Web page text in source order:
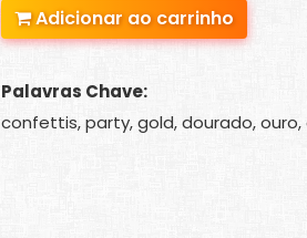
Adicionar ao carrinho
Palavras Chave:
confettis, party, gold, dourado,